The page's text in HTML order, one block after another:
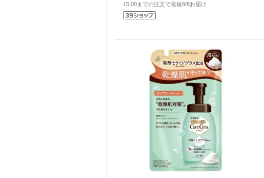
15:00までの注文で最短8/8お届け